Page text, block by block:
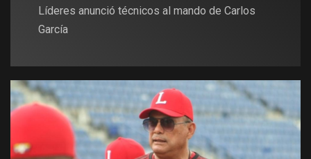
Líderes anunció técnicos al mando de Carlos
García